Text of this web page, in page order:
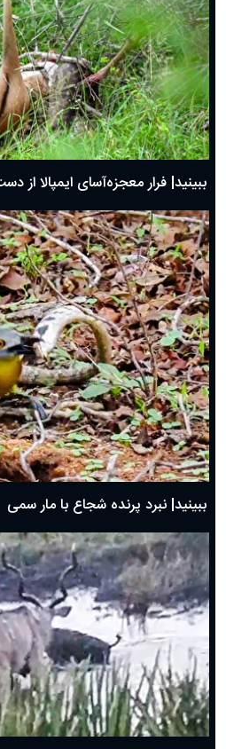
ببینید| فرار معجزه‌آسای ایمپالا از
ببینید| نبرد پرنده شجاع با مار سمی